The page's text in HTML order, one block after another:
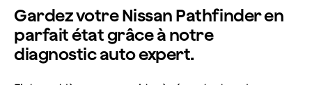
Gardez votre Nissan Pathfinder en
parfait état grâce à notre
diagnostic auto expert.